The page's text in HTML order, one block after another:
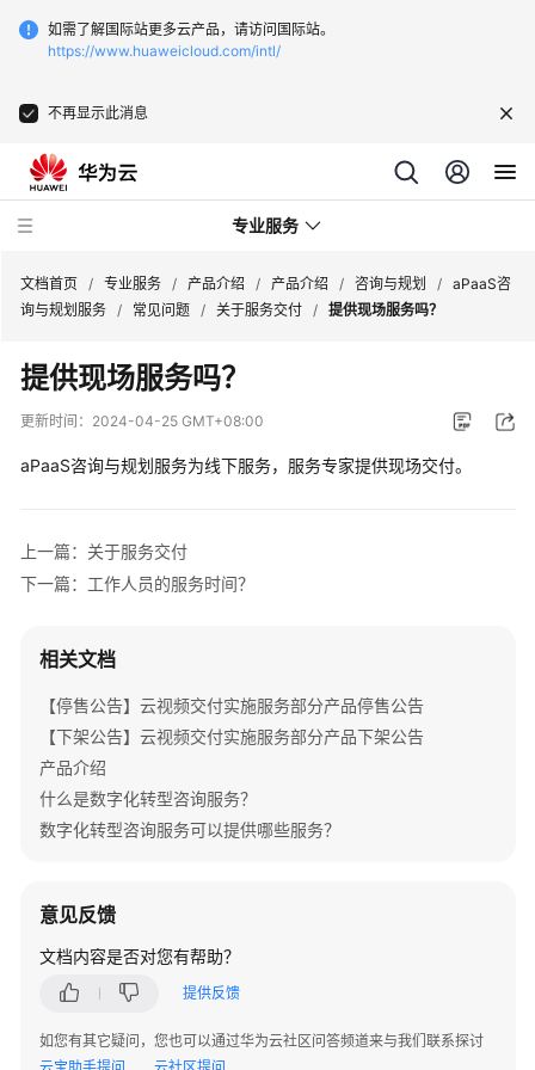
如需了解国际站更多云产品，请访问国际站。
https://www.huaweicloud.com/intl/
不再显示此消息
专业服务
服
务
公
介
绍
品
绍
咨
询
与
规
数
字
转
咨
文档首页 / 专业服务 / 产品介绍 / 产品介绍 / 咨询与规划 / aPaaS咨
询与规划服务 / 常见问题 / 关于服务交付 / 提供现场服务吗？
提供现场服务吗？
更新时间： 2024-04-25 GMT+08:00
aPaaS咨询与规划服务为线下服务，服务专家提供现场交付。
上一篇：关于服务交付
下一篇：工作人员的服务时间？
相关文档
【停售公告】云视频交付实施服务部分产品停售公告
【下架公告】云视频交付实施服务部分产品下架公告
产品介绍
什么是数字化转型咨询服务？
数字化转型咨询服务可以提供哪些服务？
意见反馈
文档内容是否对您有帮助？
提供反馈
如您有其它疑问，您也可以通过华为云社区问答频道来与我们联系探讨